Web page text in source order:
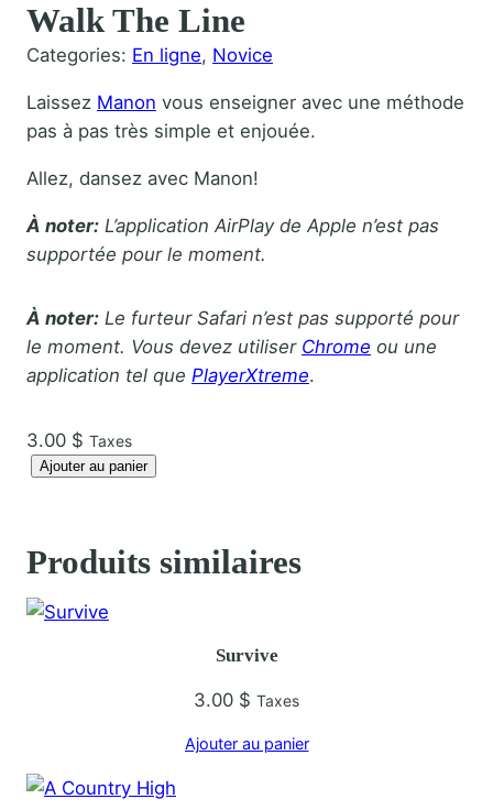
Walk The Line
Categories: En ligne, Novice
Laissez Manon vous enseigner avec une méthode
pas à pas très simple et enjouée.
Allez, dansez avec Manon!
À noter: L’application AirPlay de Apple n’est pas
supportée pour le moment.
À noter: Le furteur Safari n’est pas supporté pour
le moment. Vous devez utiliser Chrome ou une
application tel que PlayerXtreme.
3.00 $ Taxes
n
i
a
Ajouter au panier
Produits similaires
Survive
3.00 $ Taxes
Ajouter au panier